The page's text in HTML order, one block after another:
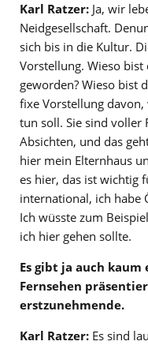
Karl Ratzer: Ja, wir
Neidgesellschaft.
sich bis in die Kultur.
Vorstellung. Wieso
geworden? Wieso bist
fixe Vorstellung
tun soll. Sie sind voller
Absichten, und das
hier mein Elternhaus
es hier, das ist wichtig
international, ich habe
Ich wüsste zum
ich hier gehen sollte.
Es gibt ja auch kaum
Fernsehen
erstzunehmende.
Karl Ratzer: Es sind